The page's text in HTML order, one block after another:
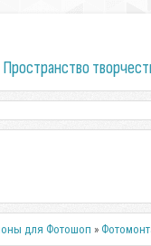
для Фотошоп »